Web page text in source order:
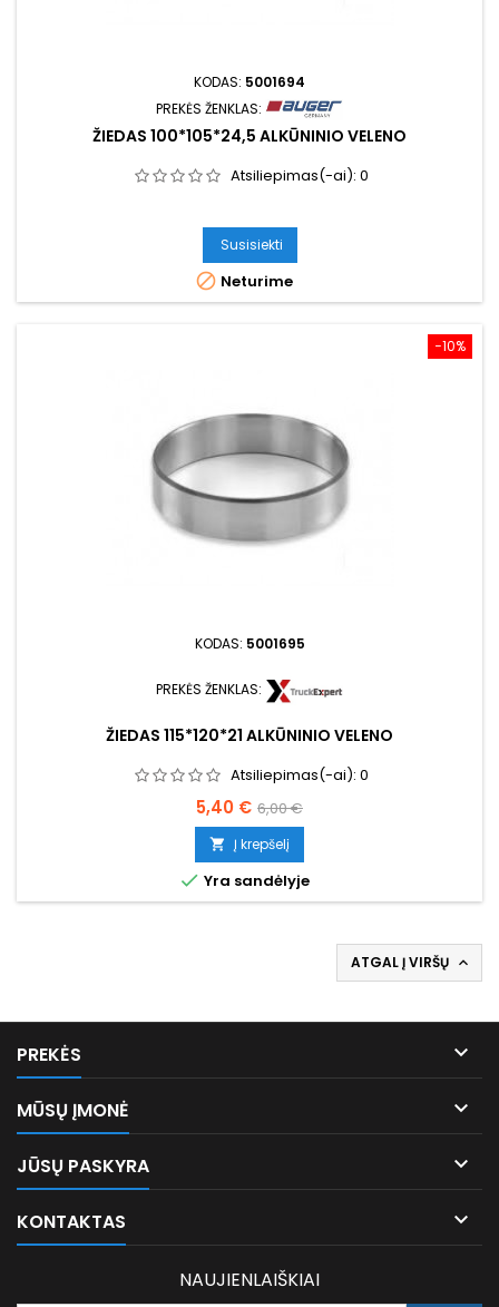
KODAS: 5001694
PREKĖS ŽENKLAS:
ŽIEDAS 100*105*24,5 ALKŪNINIO VELENO
Atsiliepimas(-ai): 0
Susisiekti
 Neturime
−10%
KODAS: 5001695
PREKĖS ŽENKLAS:
ŽIEDAS 115*120*21 ALKŪNINIO VELENO
Atsiliepimas(-ai): 0
Kaina
5,40 € Bazinė
kaina
6,00 €
 Į krepšelį
 Yra sandėlyje
ATGAL Į VIRŠŲ 
PREKĖS 
MŪSŲ ĮMONĖ 
JŪSŲ PASKYRA 
KONTAKTAS 
NAUJIENLAIŠKIAI